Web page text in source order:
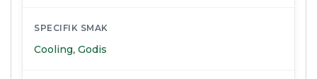
SPECIFIK SMAK
Cooling, Godis